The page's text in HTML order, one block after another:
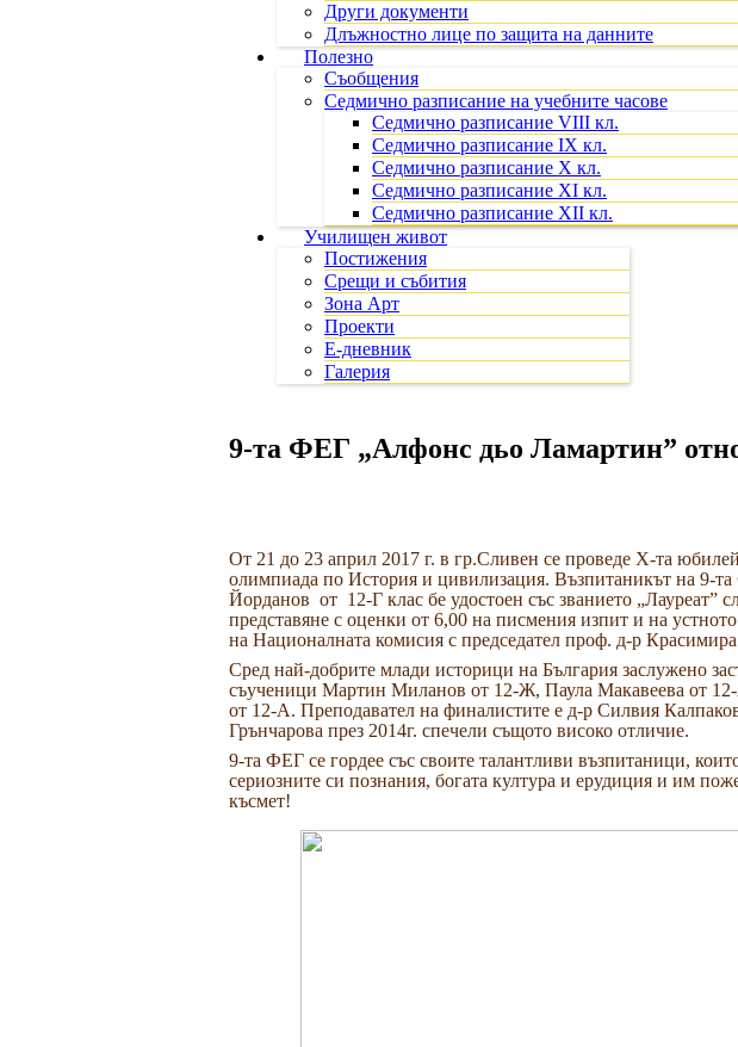
Други документи
Длъжностно лице по защита на данните
Полезно
Съобщения
Седмично разписание на учебните часове
Седмично разписание VIII кл.
Седмично разписание IX кл.
Седмично разписание X кл.
Седмично разписание XI кл.
Седмично разписание XII кл.
Училищен живот
Постижения
Срещи и събития
Зона Арт
Проекти
Е-дневник
Галерия
9-та ФEГ „Алфонс дьо Ламартин”
От 21 до 23 април 2017 г. в гр.Сливен се проведе Х-та
олимпиада по История и цивилизация. Възпитаникът на 9-
Йорданов от 12-Г клас бе удостоен със званието „Лауреат”
представяне с оценки от 6,00 на писмения изпит и на
на Националната комисия с председател проф. д-р Красимира
Сред най-добрите млади историци на България заслужено
съученици Мартин Миланов от 12-Ж, Паула Макавеева от
от 12-А. Преподавател на финалистите е д-р Силвия
Грънчарова през 2014г. спечели същото високо отличие.
9-та ФЕГ се гордее със своите талантливи възпитаници,
сериозните си познания, богата култура и ерудиция и им
късмет!